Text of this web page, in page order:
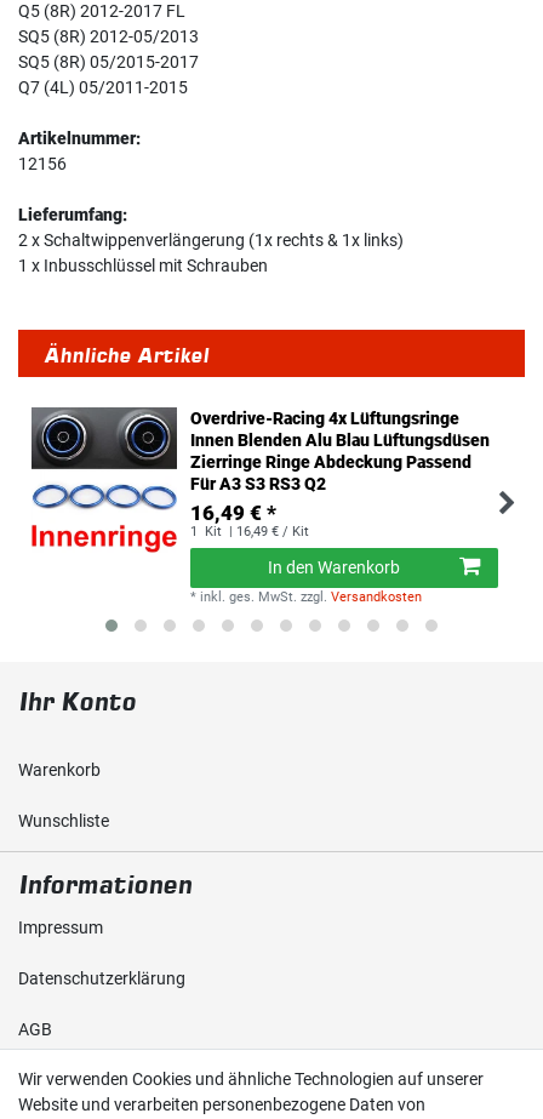
Q5 (8R) 2012-2017 FL
SQ5 (8R) 2012-05/2013
SQ5 (8R) 05/2015-2017
Q7 (4L) 05/2011-2015
Artikelnummer:
12156
Lieferumfang:
2 x Schaltwippenverlängerung (1x rechts & 1x links)
1 x Inbusschlüssel mit Schrauben
Ähnliche Artikel
Overdrive-Racing 4x Lüftungsringe
Innen Blenden Alu Blau Lüftungsdüsen
Zierringe Ringe Abdeckung Passend
Für A3 S3 RS3 Q2
16,49 € *
1 Kit | 16,49 € / Kit
In den Warenkorb
* inkl. ges. MwSt. zzgl.Versandkosten
Ihr Konto
Warenkorb
Wunschliste
Informationen
Impressum
Daten­schutz­erklärung
AGB
Shop
Wir verwenden Cookies und ähnliche Technologien auf unserer
Website und verarbeiten personenbezogene Daten von